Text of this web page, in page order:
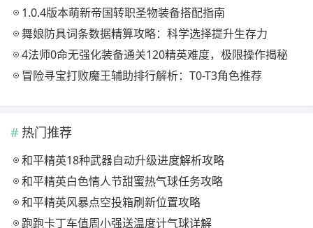
1.0.4版本萌新帝国转职圣物装备搭配指南
舞娘防具词条数据精算攻略：科学选择提升生存力
4法师0命无强化装备通关120精英难度，极限操作揭秘
冒险寻宝打败魔王辅助排行解析：T0-T3角色推荐
热门推荐
和平精英18种武器自动升级进度解析攻略
和平精英白色情人节甜蜜热气球任务攻略
和平精英风暴点空投箱刷新位置攻略
跑跑卡丁车值周小强送温度计气球详解